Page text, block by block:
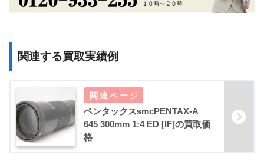
関連する買取実績例
ペンタックスsmcPENTAX-A
645 300mm 1:4 ED [IF]の買取価
格